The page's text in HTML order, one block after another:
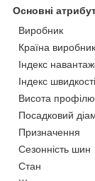
Основні
Виробник
Країна виробник
Індекс
Індекс швидкості
Висота
Посадковий
Призначення
Сезонність шин
Стан